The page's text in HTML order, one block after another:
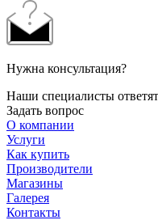
Нужна консультация?
Наши специалисты
Задать вопрос
О компании
Услуги
Как купить
Производители
Магазины
Галерея
Контакты